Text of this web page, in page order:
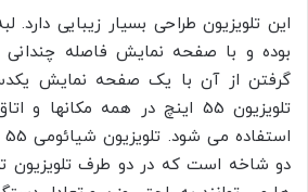
این تلویزیون طراحی بسیار زیبایی دارد.
بوده و با صفحه نمایش فاصله چندانی
گرفتن از آن با یک صفحه نمایش
تلویزیون 55 اینچ در همه
دو شاخه است که در دو طرف تلویزیون